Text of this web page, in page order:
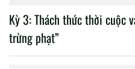
Kỳ 3: Thách thức thời cuộc
trừng phạt”